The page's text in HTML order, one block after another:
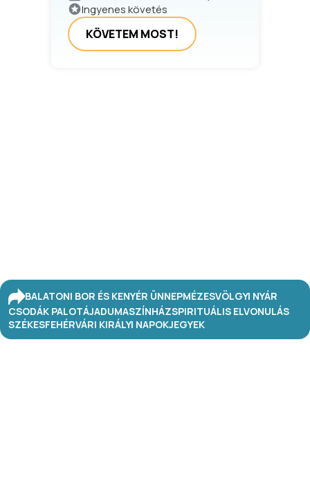
Ingyenes követés
KÖVETEM MOST!
BALATONI BOR ÉS KENYÉR ÜNNEPMÉZESVÖLGYI NYÁR
CSODÁK PALOTÁJADUMASZÍNHÁZSPIRITUÁLIS ELVONULÁS
SZÉKESFEHÉRVÁRI KIRÁLYI NAPOKJEGYEK